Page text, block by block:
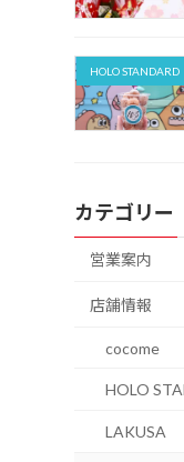
HOLO STANDARD
カテゴリー
営業案内
店舗情報
cocome
HOLO
LAKUSA